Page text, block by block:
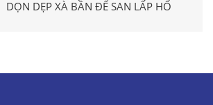
DỌN DẸP XÀ BẦN ĐỂ SAN LẤP HỐ